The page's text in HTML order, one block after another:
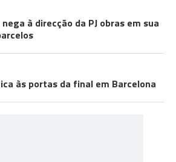
à direcção da PJ obras em sua
às portas da final em Barcelona